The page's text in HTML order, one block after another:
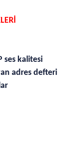
ses kalitesi
adres defteri